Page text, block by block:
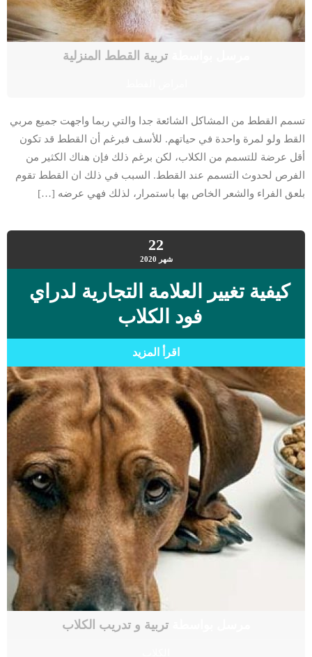
مرسل بواسطةتربية القطط المنزلية
تسمم القطط من المشاكل الشائعة جدا والتي ربما واجهت جميع مربي
القط ولو لمرة واحدة في حياتهم. للأسف فبرغم أن القطط قد تكون
أقل عرضة للتسمم من الكلاب، لكن برغم ذلك فإن هناك الكثير من
الفرص لحدوث التسمم عند القطط. السبب في ذلك ان القطط تقوم
بلعق الفراء والشعر الخاص بها باستمرار، لذلك فهي عرضه […]
22
شهر 2020
كيفية تغيير العلامة التجارية لدراي
فود الكلاب
اقرأ المزيد
مرسل بواسطةتربية و تدريب الكلاب